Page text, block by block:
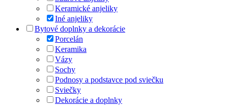
Keramické anjeliky
Iné anjeliky
Bytové doplnky a dekorácie
Porcelán
Keramika
Vázy
Sochy
Podnosy a podstavce pod sviečku
Sviečky
Dekorácie a doplnky